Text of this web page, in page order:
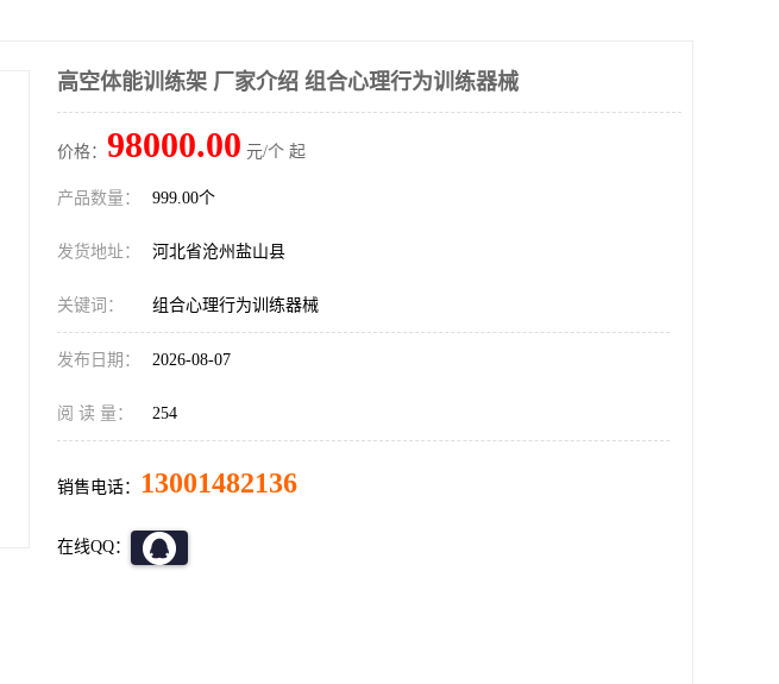
高空体能训练架 厂家介绍 组合心理行为训练器械
价格： 98000.00 元/个 起
产品数量： 999.00个
发货地址： 河北省沧州盐山县
关键词： 组合心理行为训练器械
发布日期： 2026-08-07
阅 读 量： 254
销售电话： 13001482136
在线QQ：